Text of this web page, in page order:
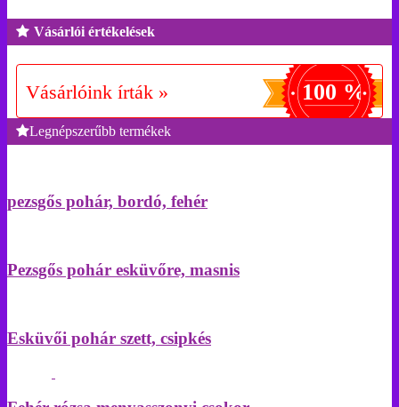
Vásárlói értékelések
Vásárlóink írták » 100 %
Legnépszerűbb termékek
pezsgős pohár, bordó, fehér
Pezsgős pohár esküvőre, masnis
Esküvői pohár szett, csipkés